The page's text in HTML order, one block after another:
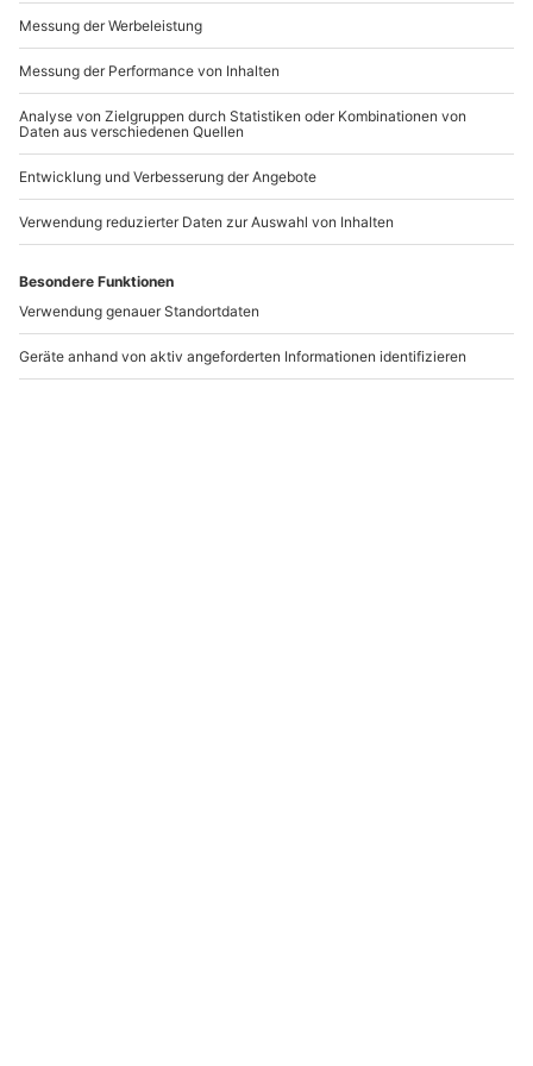
gemeinsame Stunden voller Romantik.
Andere Produkte entdecken
Bad Wiessee
Bad Wiessee
1 Person
Bad Wiessee
1 Person